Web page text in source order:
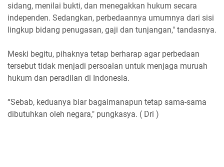
sidang, menilai bukti, dan menegakkan hukum secara
independen. Sedangkan, perbedaannya umumnya dari sisi
lingkup bidang penugasan, gaji dan tunjangan," tandasnya.
Meski begitu, pihaknya tetap berharap agar perbedaan
tersebut tidak menjadi persoalan untuk menjaga muruah
hukum dan peradilan di Indonesia.
“Sebab, keduanya biar bagaimanapun tetap sama-sama
dibutuhkan oleh negara," pungkasya. ( Dri )